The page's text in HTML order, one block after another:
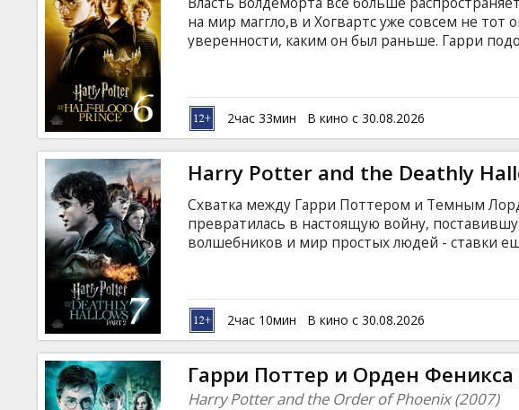
на мир маггло,в и Хогвартс уже совсем не тот
уверенности, каким он был раньше. Гарри
приближается с каждым днём. Они работают
ключ к слабости Волдеморта, да и к тому же
давнего друга и коллегу – Горация Слагхорна,
решающую, ключевую информацию.
2час 33мин В кино с 30.08.2026
Harry Potter and the Deathly
Схватка между Гарри Поттером и Темным
превратилась в настоящую войну,
волшебников и мир простых людей - ставки
остановить Темного Лорда, Гарри придется
что у него есть... "Гарри Поттер и Дары
на все вопросы, заданные в предыдущих
в истории киносага завершится.
2час 10мин В кино с 30.08.2026
Гарри Поттер и Орден Феникса
Harry Potter and the Order of Phoenix (2007)